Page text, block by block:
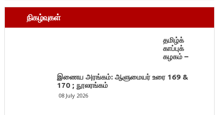
நிகழ்வுகள்
தமிழ்க்
காப்புக்
கழகம் –
இணைய அரங்கம்: ஆளுமையர் உரை 169 &
170 ; நூலரங்கம்
08 July 2026